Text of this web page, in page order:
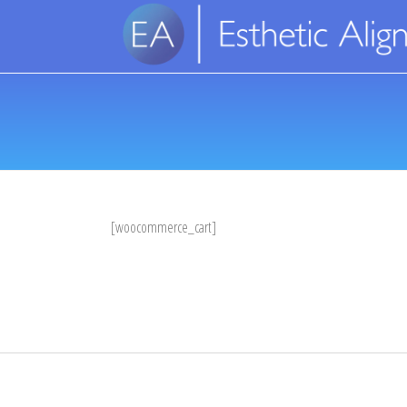
[woocommerce_cart]